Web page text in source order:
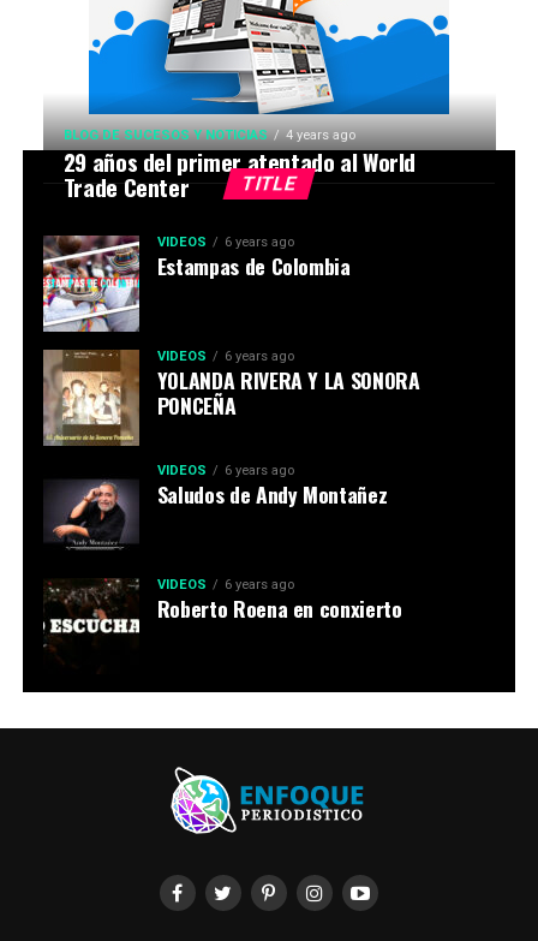
TITLE
BLOG DE SUCESOS Y NOTICIAS 4 years ago
29 años del primer atentado al World
Trade Center
VIDEOS 6 years ago
Estampas de Colombia
VIDEOS 6 years ago
YOLANDA RIVERA Y LA SONORA
PONCEÑA
VIDEOS 6 years ago
Saludos de Andy Montañez
VIDEOS 6 years ago
Roberto Roena en conxierto